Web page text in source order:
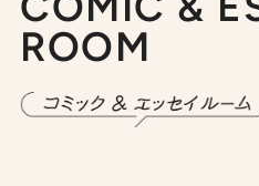
ROOM